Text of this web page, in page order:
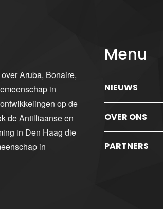
Aruba, Bonaire,
in
op de
de Antilliaanse en
in Den Haag die
in
Menu
NIEUWS
OVER ONS
PARTNERS